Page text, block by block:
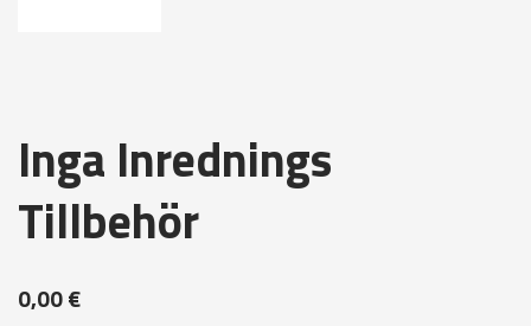
Inga Inrednings
Tillbehör
0,00€